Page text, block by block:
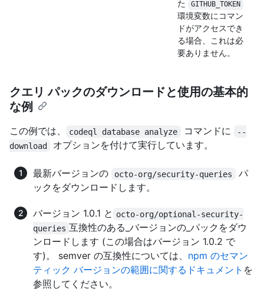
た
GITHUB_TOKEN
環境変数にコマン
ドがアクセスでき
る場合、これは必
要ありません。
クエリ パックのダウンロードと使用の基本的
な例
この例では、 codeql database analyze コマンドに
--
download
オプションを付けて実行しています。
最新バージョンの octo-org/security-queries
パ
ックをダウンロードします。
バージョン 1.0.1 と octo-org/optional-security-
queries 互換性のある_バージョンの_パックをダウ
ンロードします (この場合はバージョン 1.0.2 で
す)。 semver の互換性については、 npm のセマン
ティック バージョンの範囲に関するドキュメント を
参照してください。